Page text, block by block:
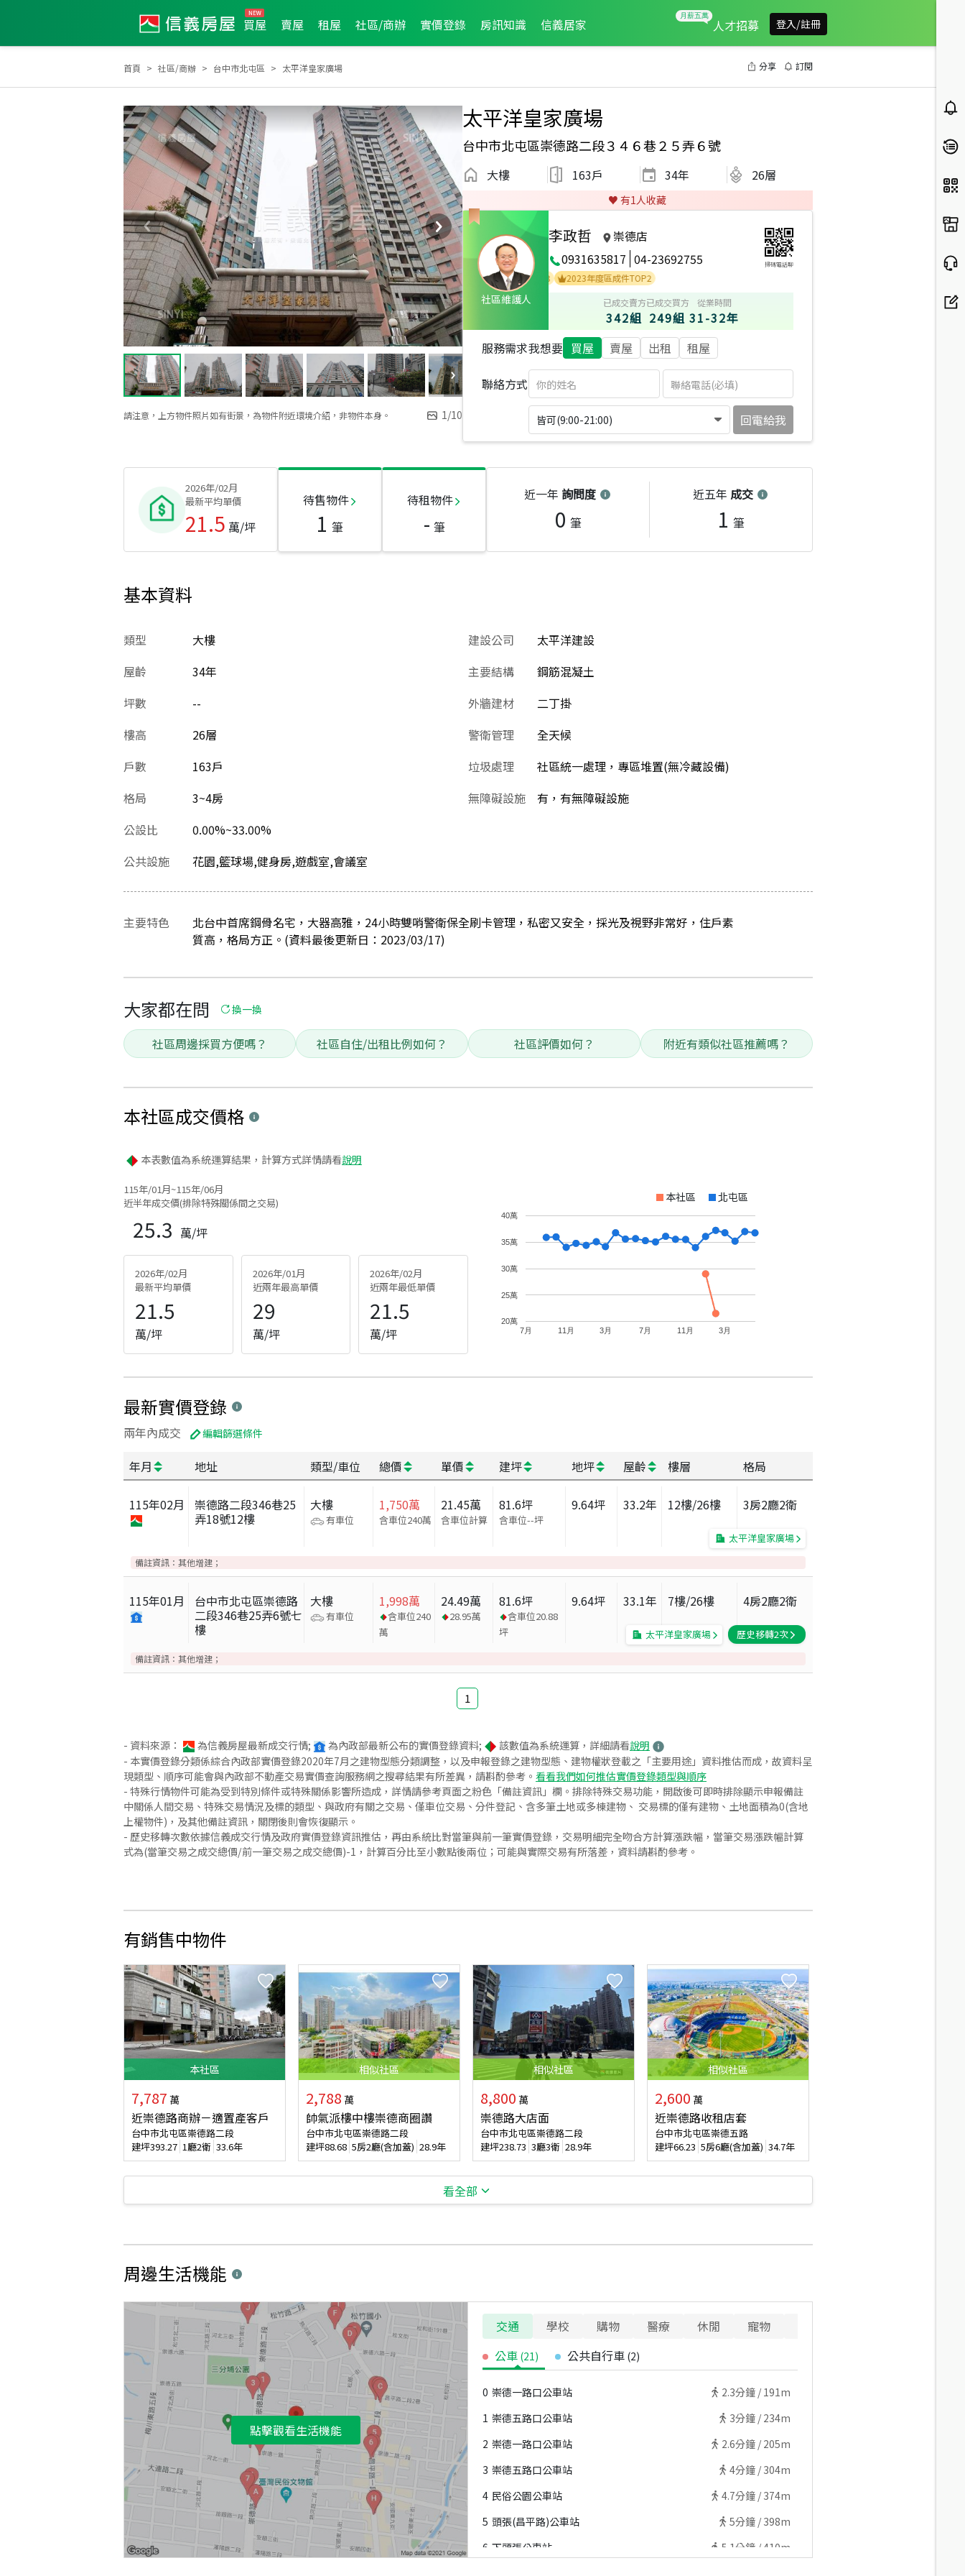
買屋 賣屋 租屋 社區/商辦 實價登錄 房訊知識 信義居家 人才招募 登入/註冊
首頁 社區/商辦 台中市北屯區 太平洋皇家廣場 分享 訂閱
請注意，上方物件照片如有街景，為物件附近環境介紹，非物件本身。 1/10
太平洋皇家廣場
台中市北屯區崇德路二段３４６巷２５弄６號
大樓 163戶 34年 26層
♥️ 有1人收藏
社區維護人
李政哲
崇德店
0931635817 04-23692755 掃碼電話聊
2018年第2季度服務品質獎 2022年度區業績TOP1 2021年度區業績TOP2 2025年度區成件TOP3
2023年度區成件TOP2
已成交賣方
342組
已成交買方
249組
從業時間
31-32年
服務需求我想要 買屋 賣屋 出租 租屋
聯絡方式
皆可(9:00-21:00) 回電給我
2026年/02月
最新平均單價
21.5 萬/坪
待售物件
1 筆
待租物件
- 筆
近一年 詢問度
0 筆
近五年 成交
1 筆
基本資料
類型
大樓
屋齡
34年
坪數
--
樓高
26層
戶數
163戶
格局
3~4房
公設比
0.00%~33.00%
建設公司
太平洋建設
主要結構
鋼筋混凝土
外牆建材
二丁掛
警衛管理
全天候
垃圾處理
社區統一處理，專區堆置(無冷藏設備)
無障礙設施
有，有無障礙設施
公共設施 花園,籃球場,健身房,遊戲室,會議室
主要特色
北台中首席鋼骨名宅，大器高雅，24小時雙哨警衛保全刷卡管理，私密又安全，採光及視野非常好，住戶素
質高，格局方正。(資料最後更新日：2023/03/17)
大家都在問 換一換
社區周邊採買方便嗎？ 社區自住/出租比例如何？ 社區評價如何？ 附近有類似社區推薦嗎？
本社區成交價格
本表數值為系統運算結果，計算方式詳情請看說明
115年/01月~115年/06月
近半年成交價(排除特殊關係間之交易)
25.3 萬/坪
2026年/02月
最新平均單價
21.5
萬/坪
2026年/01月
近兩年最高單價
29
萬/坪
2026年/02月
近兩年最低單價
21.5
萬/坪
本社區 北屯區
7月 11月 3月 7月 11月 3月
20萬
25萬
30萬
35萬
40萬
最新實價登錄
兩年內成交 編輯篩選條件
年月 地址 類型/車位 總價 單價 建坪 地坪 屋齡 樓層 格局
115年02月
崇德路二段346巷25
弄18號12樓
大樓
有車位
1,750萬
含車位240萬
21.45萬
含車位計算
81.6坪
含車位--坪
9.64坪 33.2年 12樓/26樓 3房2廳2衛
太平洋皇家廣場
備註資訊： 其他增建；
115年01月
台中市北屯區崇德路
二段346巷25弄6號七
樓
大樓
有車位
1,998萬
含車位240
萬
24.49萬
28.95萬
81.6坪
含車位20.88
坪
9.64坪 33.1年 7樓/26樓 4房2廳2衛
太平洋皇家廣場 歷史移轉2次
備註資訊： 其他增建；
1
- 資料來源： 為信義房屋最新成交行情; 為內政部最新公布的實價登錄資料; 該數值為系統運算，詳細請看說明
- 本實價登錄分類係綜合內政部實價登錄2020年7月之建物型態分類調整，以及申報登錄之建物型態、建物權狀登載之「主要用途」資料推估而成，故資料呈
現類型、順序可能會與內政部不動產交易實價查詢服務網之搜尋結果有所差異，請斟酌參考。 看看我們如何推估實價登錄類型與順序
- 特殊行情物件可能為受到特別條件或特殊關係影響所造成，詳情請參考頁面之粉色「備註資訊」欄。排除特殊交易功能，開啟後可即時排除顯示申報備註
中關係人間交易、特殊交易情況及標的類型、與政府有關之交易、僅車位交易、分件登記、含多筆土地或多棟建物、 交易標的僅有建物、土地面積為0(含地
上權物件)，及其他備註資訊，關閉後則會恢復顯示。
- 歷史移轉次數依據信義成交行情及政府實價登錄資訊推估，再由系統比對當筆與前一筆實價登錄，交易明細完全吻合方計算漲跌幅，當筆交易漲跌幅計算
式為(當筆交易之成交總價/前一筆交易之成交總價)-1，計算百分比至小數點後兩位；可能與實際交易有所落差，資料請斟酌參考。
有銷售中物件
本社區
7,787 萬
近崇德路商辦－適置產客戶
台中市北屯區崇德路二段
建坪393.27 1廳2衛 33.6年
相似社區
2,788 萬
帥氣派樓中樓崇德商圈讚
台中市北屯區崇德路二段
建坪88.68 5房2廳(含加蓋) 28.9年
相似社區
8,800 萬
崇德路大店面
台中市北屯區崇德路二段
建坪238.73 3廳3衛 28.9年
相似社區
2,600 萬
近崇德路收租店套
台中市北屯區崇德五路
建坪66.23 5房6廳(含加蓋) 34.7年
看全部
周邊生活機能
點擊觀看生活機能
交通 學校 購物 醫療 休閒 寵物
公車 (21) 公共自行車 (2)
0 崇德一路口公車站 2.3分鐘 / 191m
1 崇德五路口公車站 3分鐘 / 234m
2 崇德一路口公車站 2.6分鐘 / 205m
3 崇德五路口公車站 4分鐘 / 304m
4 民俗公園公車站 4.7分鐘 / 374m
5 頭張(昌平路)公車站 5分鐘 / 398m
6 下頭張公車站 5.1分鐘 / 410m